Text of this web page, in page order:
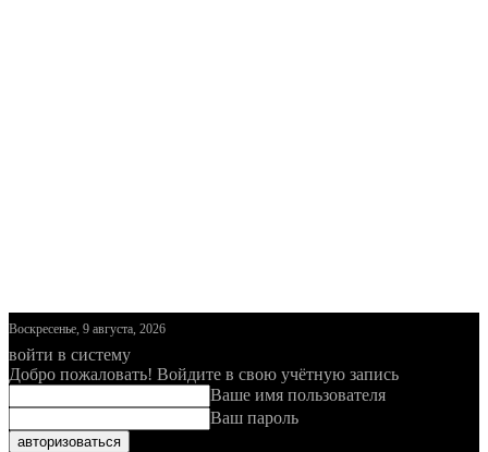
Воскресенье, 9 августа, 2026
войти в систему
Добро пожаловать! Войдите в свою учётную запись
Ваше имя пользователя
Ваш пароль